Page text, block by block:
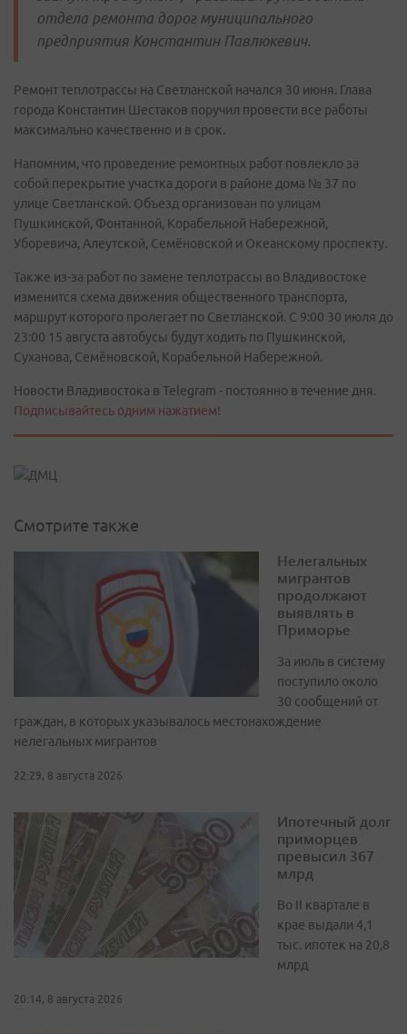
отдела ремонта дорог муниципального
предприятия Константин Павлюкевич.
Ремонт теплотрассы на Светланской начался 30 июня. Глава
города Константин Шестаков поручил провести все работы
максимально качественно и в срок.
Напомним, что проведение ремонтных работ повлекло за
собой перекрытие участка дороги в районе дома № 37 по
улице Светланской. Объезд организован по улицам
Пушкинской, Фонтанной, Корабельной Набережной,
Уборевича, Алеутской, Семёновской и Океанскому проспекту.
Также из-за работ по замене теплотрассы во Владивостоке
изменится схема движения общественного транспорта,
маршрут которого пролегает по Светланской. С 9:00 30 июля до
23:00 15 августа автобусы будут ходить по Пушкинской,
Суханова, Семёновской, Корабельной Набережной.
Новости Владивостока в Telegram - постоянно в течение дня.
Подписывайтесь одним нажатием!
Смотрите также
Нелегальных
мигрантов
продолжают
выявлять в
Приморье
За июль в систему
поступило около
30 сообщений от
граждан, в которых указывалось местонахождение
нелегальных мигрантов
22:29, 8 августа 2026
Ипотечный долг
приморцев
превысил 367
млрд
Во II квартале в
крае выдали 4,1
тыс. ипотек на 20,8
млрд
20:14, 8 августа 2026